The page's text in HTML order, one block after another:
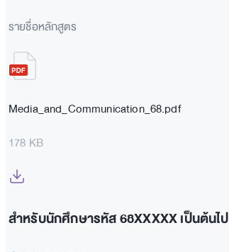
รายชื่อหลักสูตร
Media_and_Communication_68.pdf
178 KB
สำหรับนักศึกษารหัส 68XXXXX เป็นต้นไป